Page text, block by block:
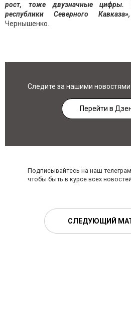
рост, тоже двузначные цифры.
республики Северного
Чернышенко.
Следите за нашими
Перейти в
Подписывайтесь на наш
чтобы быть в курсе всех
СЛЕДУЮЩИЙ